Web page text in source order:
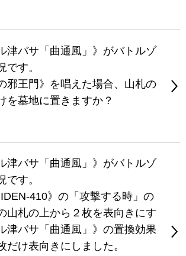
津バサ「曲通風」》がバトルゾ
です。
邪王門》を唱えた場合、山札の
を墓地に置きますか？
津バサ「曲通風」》がバトルゾ
です。
410》の「攻撃する時」の
山札の上から２枚を表向きにす
津バサ「曲通風」》の置換効果
だけ表向きにしました。